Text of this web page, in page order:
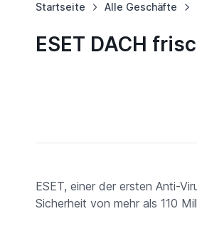
Startseite Alle Geschäfte
ESET DACH
ESET, einer der ersten Anti-
Sicherheit von mehr als 110